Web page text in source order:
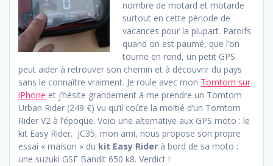
nombre de motard et motarde
surtout en cette période de
vacances pour la plupart. Paroifs
quand on est paumé, que l’on
tourne en rond, un petit GPS
peut aider à retrouver son chemin et à découvrir du pays
sans le connaître vraiment. Je roule avec mon Tomtom sur
iPhone et j’hésite grandement à me prendre un Tomtom
Urban Rider (249 €) vu qu’il coûte la moitié d’un Tomtom
Rider V2 à l’époque. Voici une alternative aux GPS moto : le
kit Easy Rider. JC35, mon ami, nous propose son propre
essai « maison » du kit Easy Rider à bord de sa moto :
une suzuki GSF Bandit 650 k8. Verdict !